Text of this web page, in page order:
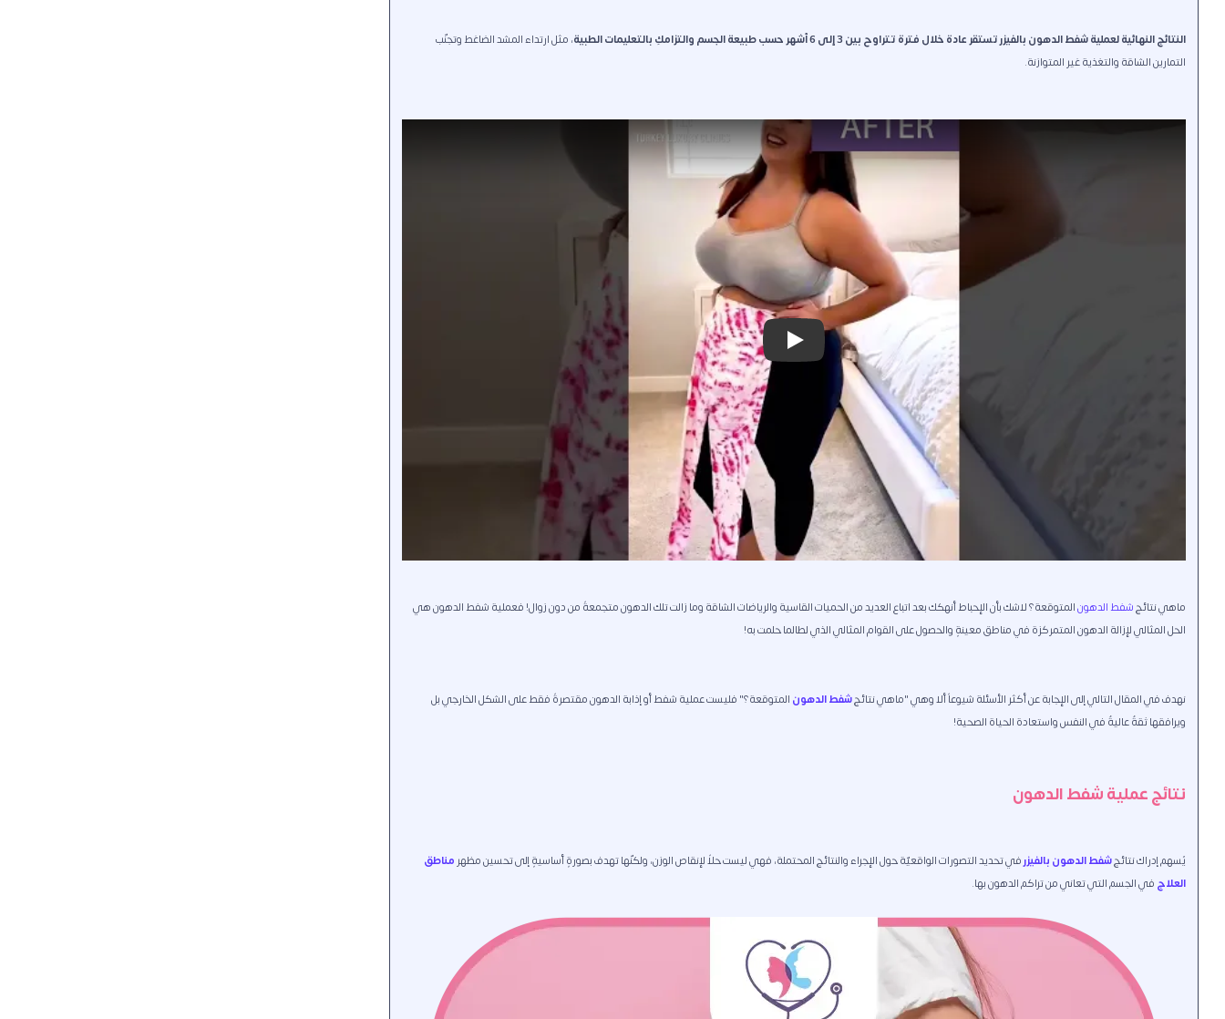
النتائج النهائية لعملية شفط الدهون بالفيزر تستقر عادة خلال فترة تتراوح بين 3 إلى 6 أشهر حسب طبيعة الجسم والتزامكِ بالتعليمات الطبية
، مثل ارتداء المشد الضاغط وتجنّب
التمارين الشاقة والتغذية غير المتوازنة.
Play
ماهي نتائجشفط الدهونالمتوقعة؟ لاشك بأن الإحباط أنهكك بعد اتباع العديد من الحميات القاسية والرياضات الشاقة وما زالت تلك الدهون متجمعةً من دون زوال! فعملية شفط الدهون هي
الحل المثالي لإزالة الدهون المتمركزة في مناطق معينةٍ والحصول على القوام المثالي الذي لطالما حلمت به!
نهدف في المقال التالي إلى الإجابة عن أكثر الأسئلة شيوعاً ألا وهي "ماهي نتائجشفط الدهونالمتوقعة؟" فليست عملية شفط أو إذابة الدهون مقتصرةً فقط على الشكل الخارجي بل
ويرافقها ثقةٌ عاليةٌ في النفس واستعادة الحياة الصحية!
نتائج عملية شفط الدهون
يُسهم إدراك نتائجشفط الدهون بالفيزرفي تحديد التصورات الواقعيّة حول الإجراء والنتائج المحتملة، فهي ليست حلاً لإنقاص الوزن، ولكنّها تهدف بصورةٍ أساسيةٍ إلى تحسين مظهر مناطق
العلاجفي الجسم التي تعاني من تراكم الدهون بها.